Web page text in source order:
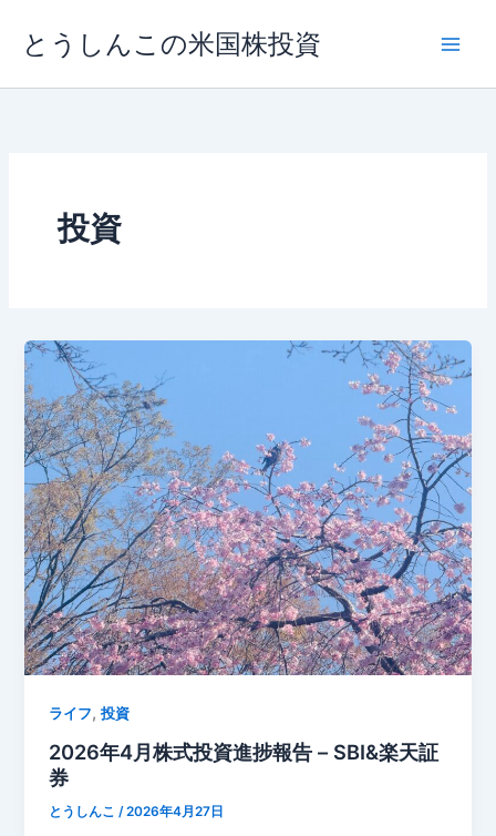
ス
とうしんこの米国株投資
投資
ライフ,投資
2026年4月株式投資進捗報告 – SBI&楽天証
券
とうしんこ/2026年4月27日